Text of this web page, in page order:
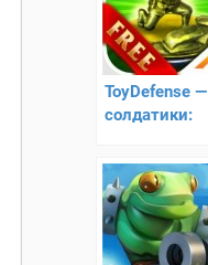
ToyDefense —
cолдатики: